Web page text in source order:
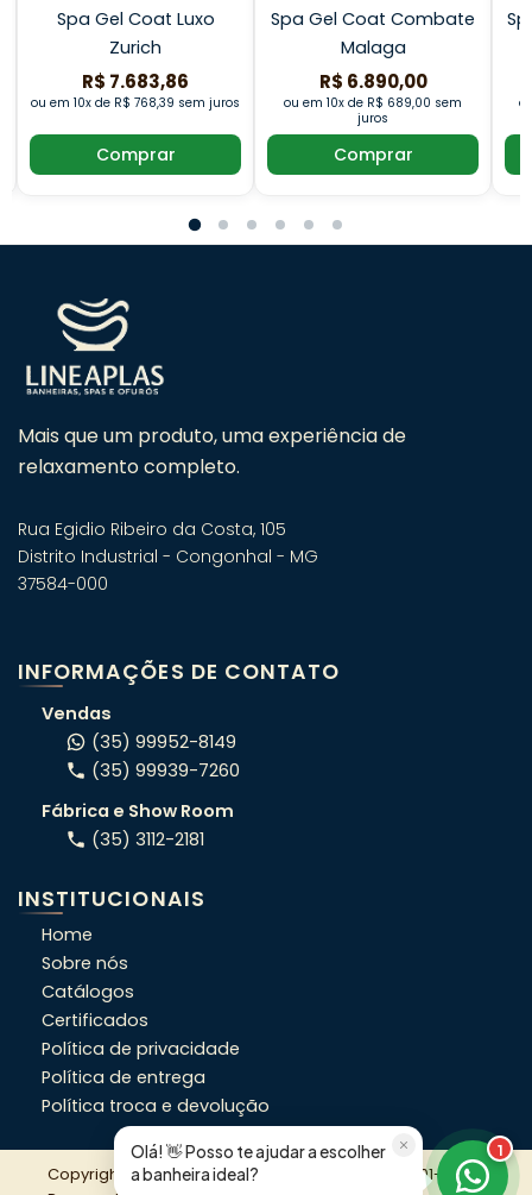
Spa Gel Coat Luxo
Zurich
R$ 7.683,86
ou em 10x de R$ 768,39 sem juros
Comprar
Spa Gel Coat Combate
Malaga
R$ 6.890,00
ou em 10x de R$ 689,00 sem
juros
Comprar
Mais que um produto, uma experiência de
relaxamento completo.
Rua Egidio Ribeiro da Costa, 105
Distrito Industrial - Congonhal - MG
37584-000
INFORMAÇÕES DE CONTATO
Vendas
(35) 99952-8149
(35) 99939-7260
Fábrica e Show Room
(35) 3112-2181
INSTITUCIONAIS
Home
Sobre nós
Catálogos
Certificados
Política de privacidade
Política de entrega
Política troca e devolução
Copyright © 2026 Lineaplas CNPJ: 62.522.666/0001-67 |
Olá! 👋 Posso te ajudar a escolher
a banheira ideal?
1
banheiras! 🛁
ORÇAMENTO RÁPIDO
Conte o seu projeto e indicamos o
PRECISA DE AJUDA?
em minutos.